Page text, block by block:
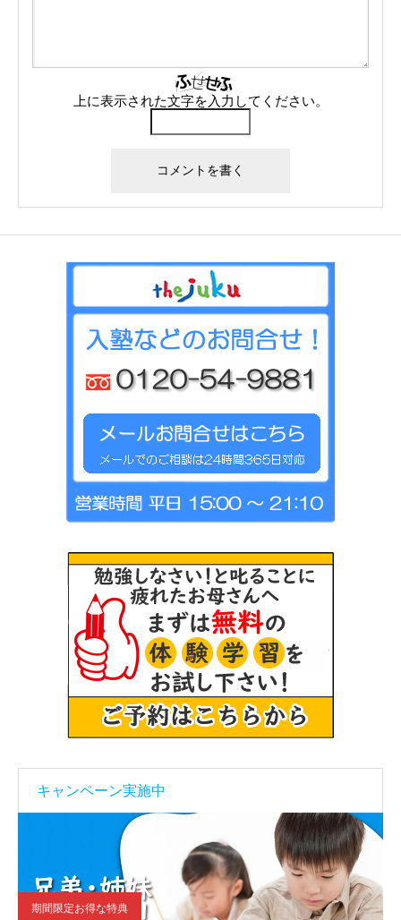
上に表示された文字を入力してください。
キャンペーン実施中
期間限定お得な特典